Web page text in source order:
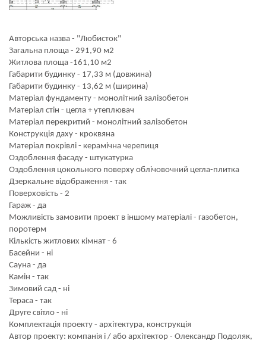
Авторська назва - "Любисток"
Загальна площа - 291,90 м2
Житлова площа -161,10 м2
Габарити будинку - 17,33 м (довжина)
Габарити будинку - 13,62 м (ширина)
Матеріал фундаменту - монолітний залізобетон
Матеріал стін - цегла + утеплювач
Матеріал перекритий - монолітний залізобетон
Конструкція даху - кроквяна
Матеріал покрівлі - керамічна черепиця
Оздоблення фасаду - штукатурка
Оздоблення цокольного поверху облічовочний цегла-плитка
Дзеркальне відображення - так
Поверховість - 2
Гараж - да
Можливість замовити проект в іншому матеріалі - газобетон,
поротерм
Кількість житлових кімнат - 6
Басейни - ні
Сауна - да
Камін - так
Зимовий сад - ні
Тераса - так
Друге світло - ні
Комплектація проекту - архітектура, конструкція
Автор проекту: компанія і / або архітектор - Олександр Подоляк,